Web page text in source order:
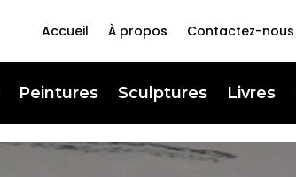
Accueil À propos Contactez-nous
Peintures Sculptures Livres